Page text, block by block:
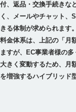
付、返品・交換手続きな
く、メールやチャット、
きる体制が求められます。
料金体系は、上記の「月
ますが、EC事業者様の
大きく変動するため、月
を増強するハイブリッド